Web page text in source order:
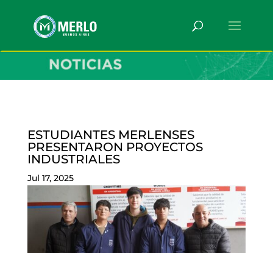
ESTUDIANTES MERLENSES
PRESENTARON PROYECTOS
INDUSTRIALES
Jul 17, 2025